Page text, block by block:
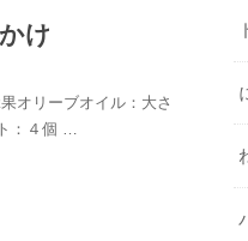
け
オリーブオイル：大さ
：４個 …